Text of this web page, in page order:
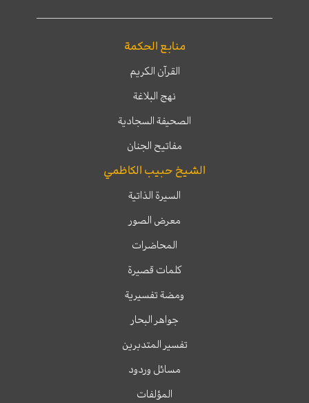
منابع الحكمة
القرآن الكريم
نهج البلاغة
الصحيفة السجادية
مفاتيح الجنان
الشيخ حبيب الكاظمي
السيرة الذاتية
معرض الصور
المحاضرات
كلمات قصيرة
ومضة تفسيرية
جواهر البحار
تفسير المتدبرين
مسائل وردود
المؤلفات